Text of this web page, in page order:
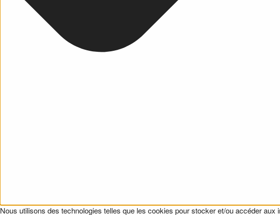
Nous utilisons des technologies telles que les cookies pour stocker et/ou accéder